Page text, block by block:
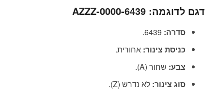
דגם לדוגמה: 6439-AZZZ-0000
סדרה:
כניסת צינור: אחורית.
צבע: שחור (A).
סוג צינור: לא נדרש (Z).